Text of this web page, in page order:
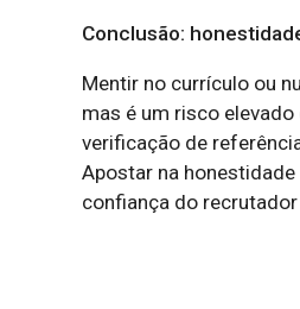
Conclusão:
Mentir no currículo ou
mas é um risco
verificação de
Apostar na
confiança do